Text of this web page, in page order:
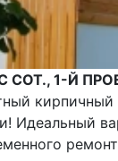
СОТ., 1-Й
​Идеальный